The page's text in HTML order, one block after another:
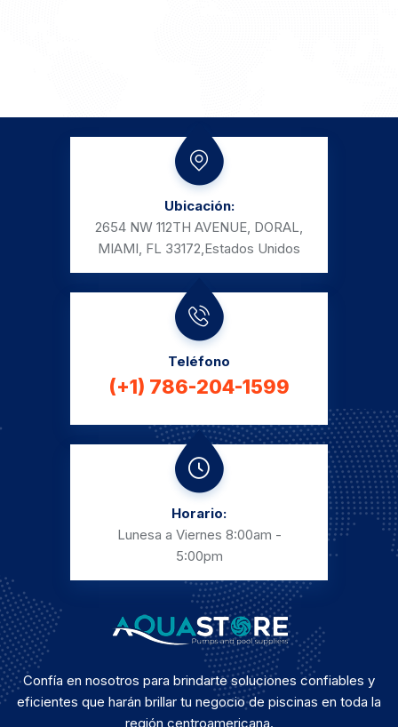
Ubicación:
2654 NW 112TH AVENUE, DORAL,
MIAMI, FL 33172, Estados Unidos
Teléfono
(+1) 786-204-1599
Horario:
Lunesa a Viernes 8:00am -
5:00pm
Confía en nosotros para brindarte soluciones confiables y
eficientes que harán brillar tu negocio de piscinas en toda la
región centroamericana.